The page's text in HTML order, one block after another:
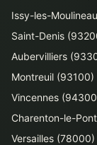
Issy-les-
Saint-Denis
Aubervilliers
Montreuil (93100)
Vincennes
Charenton-le-
Versailles (78000)